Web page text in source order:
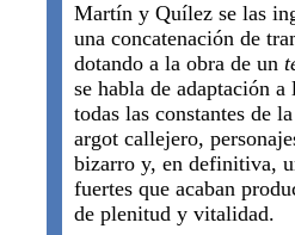
Martín y Quílez se las
una concatenación de
dotando a la obra de un
se habla de adaptación
todas las constantes de
argot callejero,
bizarro y, en definitiva,
fuertes que acaban
de plenitud y vitalidad.